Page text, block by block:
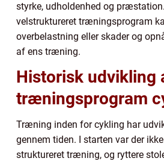
styrke, udholdenhed og
velstruktureret træningsprogram
overbelastning eller skader og
af ens træning.
Historisk udvikling
træningsprogram
Træning inden for cykling har
gennem tiden. I starten var der
struktureret træning, og ryttere